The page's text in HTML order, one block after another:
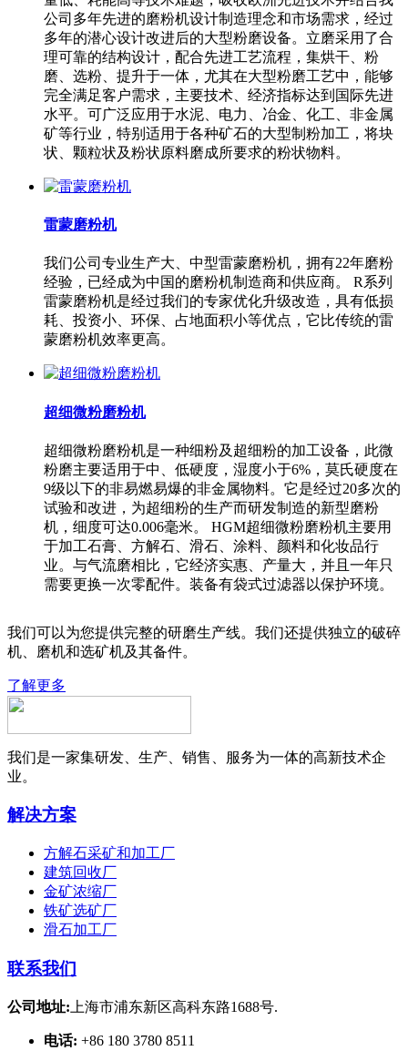
公司多年先进的磨粉机设计制造理念和市场需求，经过
多年的潜心设计改进后的大型粉磨设备。立磨采用了合
理可靠的结构设计，配合先进工艺流程，集烘干、粉
磨、选粉、提升于一体，尤其在大型粉磨工艺中，能够
完全满足客户需求，主要技术、经济指标达到国际先进
水平。可广泛应用于水泥、电力、冶金、化工、非金属
矿等行业，特别适用于各种矿石的大型制粉加工，将块
状、颗粒状及粉状原料磨成所要求的粉状物料。
雷蒙磨粉机
我们公司专业生产大、中型雷蒙磨粉机，拥有22年磨粉
经验，已经成为中国的磨粉机制造商和供应商。 R系列
雷蒙磨粉机是经过我们的专家优化升级改造，具有低损
耗、投资小、环保、占地面积小等优点，它比传统的雷
蒙磨粉机效率更高。
超细微粉磨粉机
超细微粉磨粉机是一种细粉及超细粉的加工设备，此微
粉磨主要适用于中、低硬度，湿度小于6%，莫氏硬度在
9级以下的非易燃易爆的非金属物料。它是经过20多次的
试验和改进，为超细粉的生产而研发制造的新型磨粉
机，细度可达0.006毫米。 HGM超细微粉磨粉机主要用
于加工石膏、方解石、滑石、涂料、颜料和化妆品行
业。与气流磨相比，它经济实惠、产量大，并且一年只
需要更换一次零配件。装备有袋式过滤器以保护环境。
我们可以为您提供完整的研磨生产线。我们还提供独立的破碎
机、磨机和选矿机及其备件。
了解更多
我们是一家集研发、生产、销售、服务为一体的高新技术企
业。
解决方案
方解石采矿和加工厂
建筑回收厂
金矿浓缩厂
铁矿选矿厂
滑石加工厂
联系我们
公司地址: 上海市浦东新区高科东路1688号.
电话: +86 180 3780 8511